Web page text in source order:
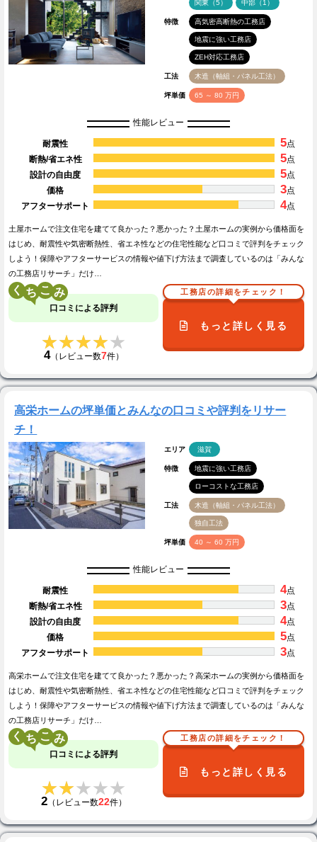
関東（5） 中部（1）
特徴 高気密高断熱の工務店
地震に強い工務店
ZEH対応工務店
工法 木造（軸組・パネル工法）
坪単価 65 ～ 80 万円
性能レビュー
耐震性 5点
断熱/省エネ性
5点
設計の自由度
5点
価格
3点
アフターサポート
4点
土屋ホームで注文住宅を建てて良かった？悪かった？土屋ホームの実例から価格面を
はじめ、耐震性や気密断熱性、省エネ性などの住宅性能など口コミで評判をチェック
しよう！保障やアフターサービスの情報や値下げ方法まで調査しているのは「みんな
の工務店リサーチ」だけ…
く こ
口コミによる評判
★★★★★
★★★★★
4（レビュー数7件）
工務店の詳細をチェック！
もっと詳しく見る
高栄ホームの坪単価とみんなの口コミや評判をリサー
チ！
エリア 滋賀
特徴 地震に強い工務店
ローコストな工務店
工法 木造（軸組・パネル工法）
独自工法
坪単価 40 ～ 60 万円
性能レビュー
耐震性 4点
断熱/省エネ性
3点
設計の自由度
4点
価格
5点
アフターサポート
3点
高栄ホームで注文住宅を建てて良かった？悪かった？高栄ホームの実例から価格面を
はじめ、耐震性や気密断熱性、省エネ性などの住宅性能など口コミで評判をチェック
しよう！保障やアフターサービスの情報や値下げ方法まで調査しているのは「みんな
の工務店リサーチ」だけ…
く こ
口コミによる評判
★★★★★
★★★★★
2（レビュー数22件）
工務店の詳細をチェック！
もっと詳しく見る